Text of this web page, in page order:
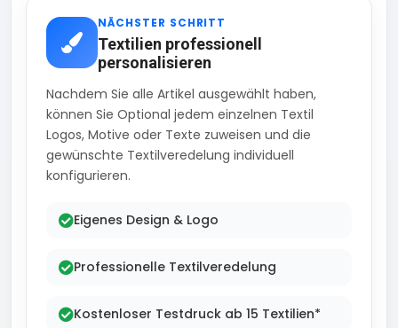
NÄCHSTER SCHRITT
Textilien professionell
personalisieren
Nachdem Sie alle Artikel ausgewählt haben,
können Sie Optional jedem einzelnen Textil
Logos, Motive oder Texte zuweisen und die
gewünschte Textilveredelung individuell
konfigurieren.
Eigenes Design & Logo
Professionelle Textilveredelung
Kostenloser Testdruck ab 15 Textilien*